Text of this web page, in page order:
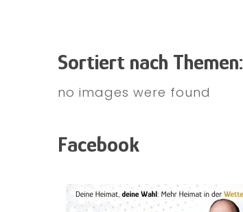
Sortiert nach Themen:
no images were found
Facebook